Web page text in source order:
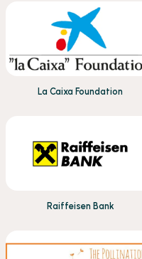
La Caixa Foundation
Raiffeisen Bank